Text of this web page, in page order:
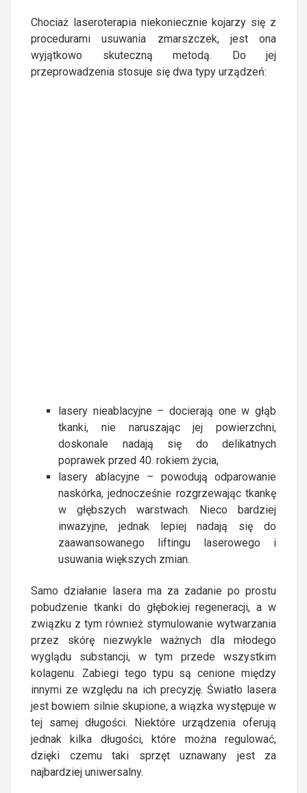
Chociaż laseroterapia niekoniecznie kojarzy się z
procedurami usuwania zmarszczek, jest ona
wyjątkowo skuteczną metodą. Do jej
przeprowadzenia stosuje się dwa typy urządzeń:
lasery nieablacyjne – docierają one w głąb
tkanki, nie naruszając jej powierzchni,
doskonale nadają się do delikatnych
poprawek przed 40. rokiem życia,
lasery ablacyjne – powodują odparowanie
naskórka, jednocześnie rozgrzewając tkankę
w głębszych warstwach. Nieco bardziej
inwazyjne, jednak lepiej nadają się do
zaawansowanego liftingu laserowego i
usuwania większych zmian.
Samo działanie lasera ma za zadanie po prostu
pobudzenie tkanki do głębokiej regeneracji, a w
związku z tym również stymulowanie wytwarzania
przez skórę niezwykle ważnych dla młodego
wyglądu substancji, w tym przede wszystkim
kolagenu. Zabiegi tego typu są cenione między
innymi ze względu na ich precyzję. Światło lasera
jest bowiem silnie skupione, a wiązka występuje w
tej samej długości. Niektóre urządzenia oferują
jednak kilka długości, które można regulować,
dzięki czemu taki sprzęt uznawany jest za
najbardziej uniwersalny.